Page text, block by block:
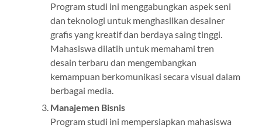
Program studi ini menggabungkan aspek seni
dan teknologi untuk menghasilkan desainer
grafis yang kreatif dan berdaya saing tinggi.
Mahasiswa dilatih untuk memahami tren
desain terbaru dan mengembangkan
kemampuan berkomunikasi secara visual dalam
berbagai media.
Manajemen Bisnis
Program studi ini mempersiapkan mahasiswa